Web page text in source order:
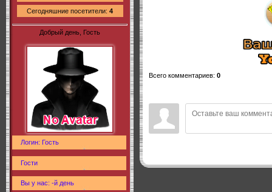
Сегодняшние посетители: 4
Добрый день, Гость
Логин: Гость
Гости
Вы у нас: -й день
Всего комментариев: 0